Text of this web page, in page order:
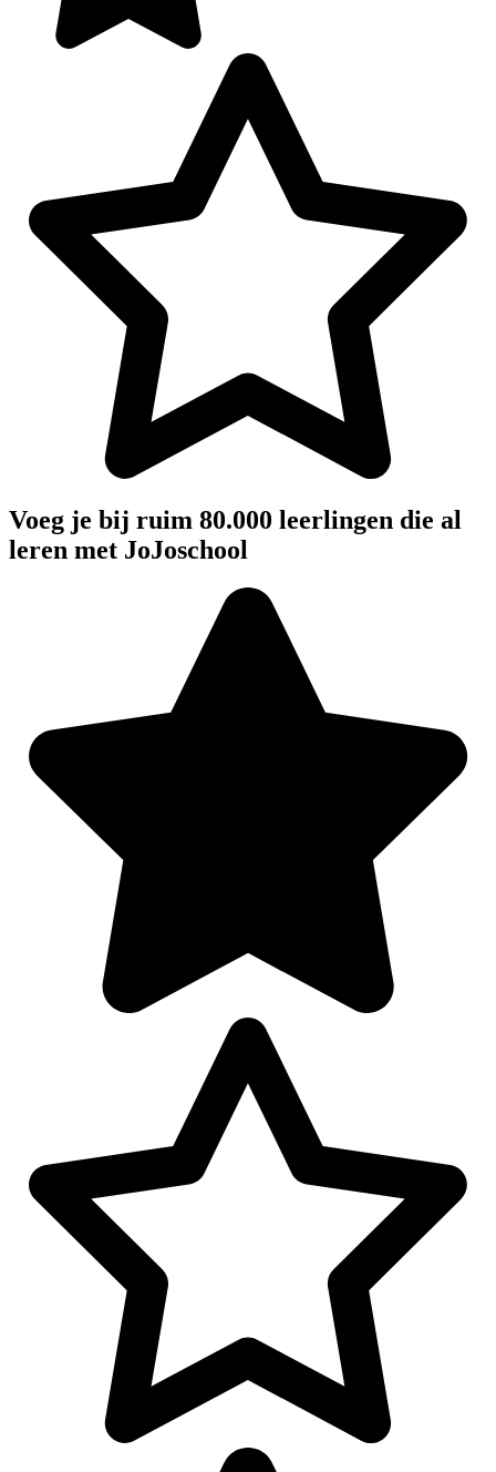
Voeg je bij ruim 80.000 leerlingen die al
leren met JoJoschool